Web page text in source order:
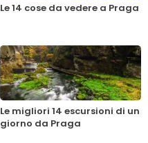
Le 14 cose da vedere a Praga
Le migliori 14 escursioni di un
giorno da Praga